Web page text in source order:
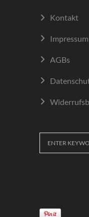
Kontakt
Impressum
AGBs